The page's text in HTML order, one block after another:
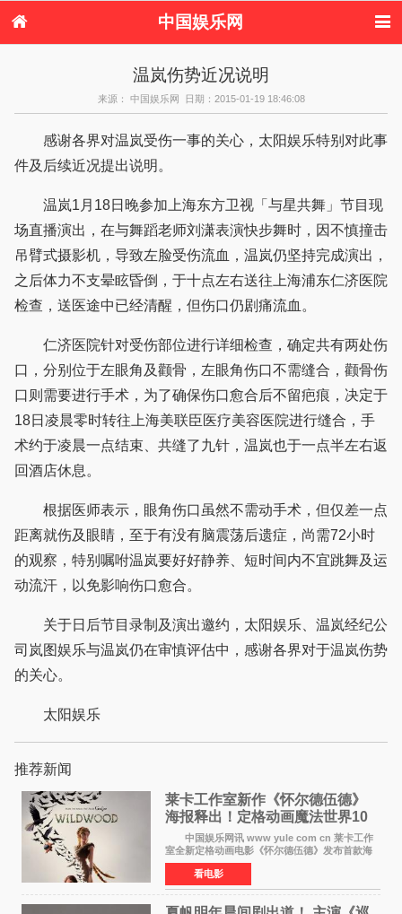
中国娱乐网
演唱会 综艺节目
温岚伤势近况说明
来源： 中国娱乐网 日期：2015-01-19 18:46:08
感谢各界对温岚受伤一事的关心，太阳娱乐特别对此事
件及后续近况提出说明。
温岚1月18日晚参加上海东方卫视「与星共舞」节目现
场直播演出，在与舞蹈老师刘潇表演快步舞时，因不慎撞击
吊臂式摄影机，导致左脸受伤流血，温岚仍坚持完成演出，
之后体力不支晕眩昏倒，于十点左右送往上海浦东仁济医院
检查，送医途中已经清醒，但伤口仍剧痛流血。
仁济医院针对受伤部位进行详细检查，确定共有两处伤
口，分别位于左眼角及颧骨，左眼角伤口不需缝合，颧骨伤
口则需要进行手术，为了确保伤口愈合后不留疤痕，决定于
18日凌晨零时转往上海美联臣医疗美容医院进行缝合，手
术约于凌晨一点结束、共缝了九针，温岚也于一点半左右返
回酒店休息。
根据医师表示，眼角伤口虽然不需动手术，但仅差一点
距离就伤及眼睛，至于有没有脑震荡后遗症，尚需72小时
的观察，特别嘱咐温岚要好好静养、短时间内不宜跳舞及运
动流汗，以免影响伤口愈合。
关于日后节目录制及演出邀约，太阳娱乐、温岚经纪公
司岚图娱乐与温岚仍在审慎评估中，感谢各界对于温岚伤势
的关心。
太阳娱乐
推荐新闻
莱卡工作室新作《怀尔德伍德》
海报释出！定格动画魔法世界10
月开启
中国娱乐网讯 www yule com cn 莱卡工作
室全新定格动画电影《怀尔德伍德》发布首款海
报，女孩为找回弟弟走入黑暗、宏大的林中魔法
世界，一场关于勇气与亲情的奇幻冒险即将展
开。 本片由特
看电影